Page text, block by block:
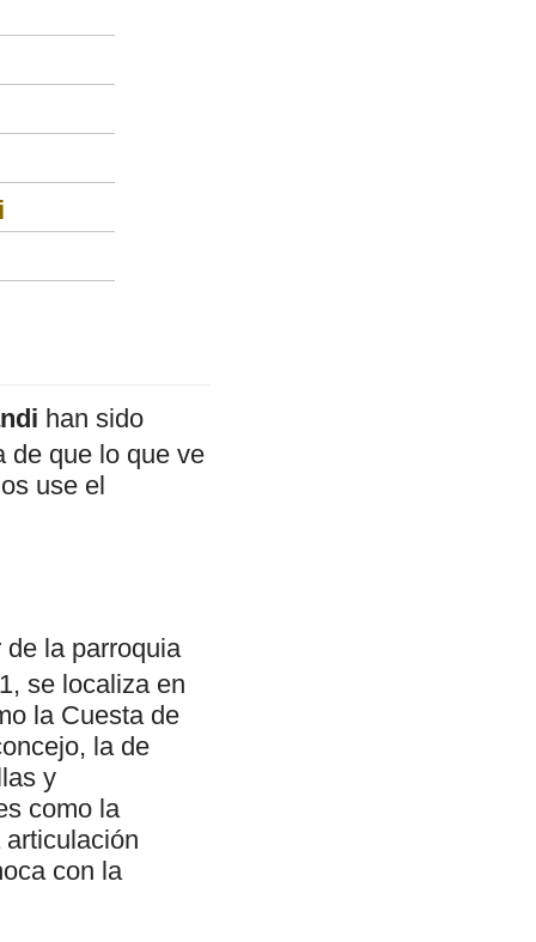
han sido
de que lo que ve
use el
la parroquia
se localiza en
la Cuesta de
la de
y
como la
con la